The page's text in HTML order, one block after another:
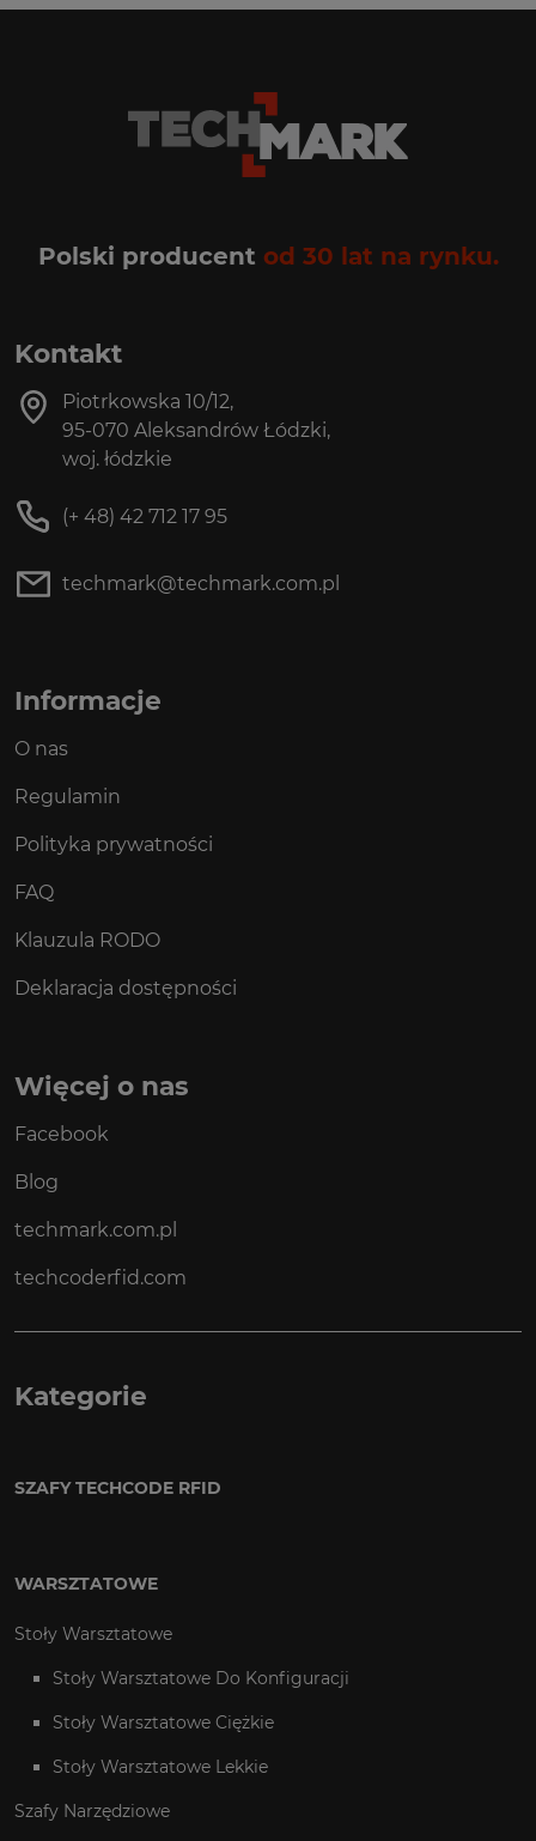
Polski producent od 30 lat na rynku.
Kontakt
Piotrkowska 10/12,
95-070 Aleksandrów Łódzki,
woj. łódzkie
(+ 48) 42 712 17 95
techmark@techmark.com.pl
Informacje
O nas
Regulamin
Polityka prywatności
FAQ
Klauzula RODO
Deklaracja dostępności
Więcej o nas
Facebook
Blog
techmark.com.pl
techcoderfid.com
Kategorie
SZAFY TECHCODE RFID
WARSZTATOWE
Stoły Warsztatowe
Stoły Warsztatowe Do Konfiguracji
Stoły Warsztatowe Ciężkie
Stoły Warsztatowe Lekkie
Szafy Narzędziowe